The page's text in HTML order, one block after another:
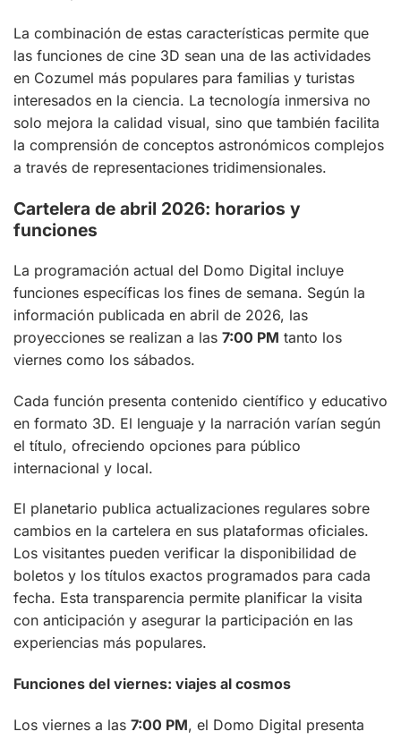
La combinación de estas características permite que
las funciones de cine 3D sean una de las actividades
en Cozumel más populares para familias y turistas
interesados en la ciencia. La tecnología inmersiva no
solo mejora la calidad visual, sino que también facilita
la comprensión de conceptos astronómicos complejos
a través de representaciones tridimensionales.
Cartelera de abril 2026: horarios y
funciones
La programación actual del Domo Digital incluye
funciones específicas los fines de semana. Según la
información publicada en abril de 2026, las
proyecciones se realizan a las 7:00 PM tanto los
viernes como los sábados.
Cada función presenta contenido científico y educativo
en formato 3D. El lenguaje y la narración varían según
el título, ofreciendo opciones para público
internacional y local.
El planetario publica actualizaciones regulares sobre
cambios en la cartelera en sus plataformas oficiales.
Los visitantes pueden verificar la disponibilidad de
boletos y los títulos exactos programados para cada
fecha. Esta transparencia permite planificar la visita
con anticipación y asegurar la participación en las
experiencias más populares.
Funciones del viernes: viajes al cosmos
Los viernes a las 7:00 PM, el Domo Digital presenta